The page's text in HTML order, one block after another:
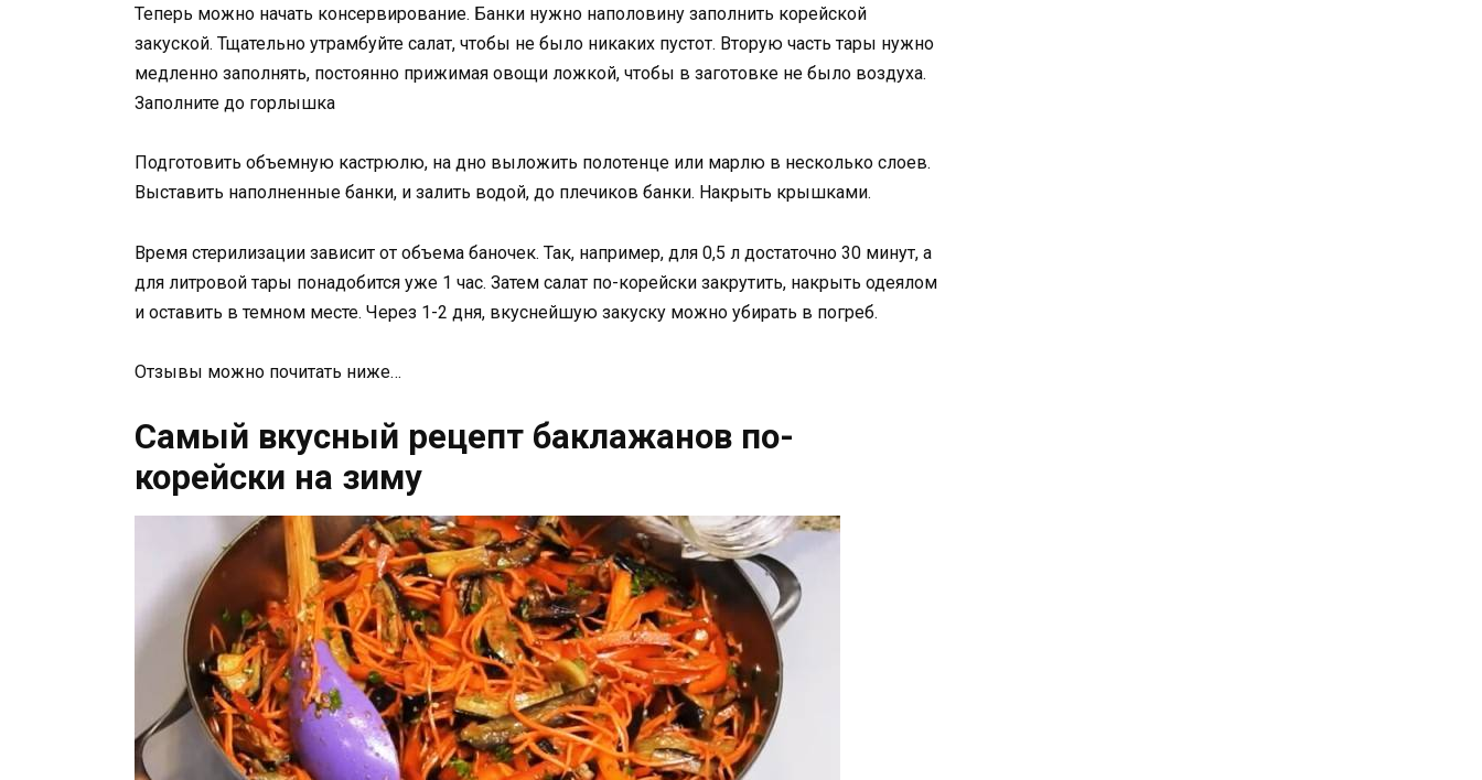
Теперь можно начать консервирование. Банки нужно наполовину заполнить корейской
закуской. Тщательно утрамбуйте салат, чтобы не было никаких пустот. Вторую часть тары нужно
медленно заполнять, постоянно прижимая овощи ложкой, чтобы в заготовке не было воздуха.
Заполните до горлышка
Подготовить объемную кастрюлю, на дно выложить полотенце или марлю в несколько слоев.
Выставить наполненные банки, и залить водой, до плечиков банки. Накрыть крышками.
Время стерилизации зависит от объема баночек. Так, например, для 0,5 л достаточно 30 минут, а
для литровой тары понадобится уже 1 час. Затем салат по-корейски закрутить, накрыть одеялом
и оставить в темном месте. Через 1-2 дня, вкуснейшую закуску можно убирать в погреб.
Отзывы можно почитать ниже…
Самый вкусный рецепт баклажанов по-
корейски на зиму